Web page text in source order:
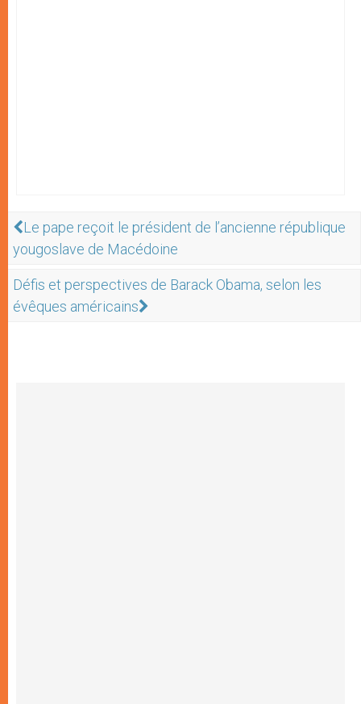
Le pape reçoit le président de l’ancienne république
yougoslave de Macédoine
Défis et perspectives de Barack Obama, selon les
évêques américains